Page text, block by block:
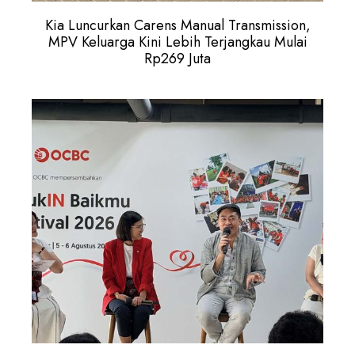
Kia Luncurkan Carens Manual Transmission,
MPV Keluarga Kini Lebih Terjangkau Mulai
Rp269 Juta